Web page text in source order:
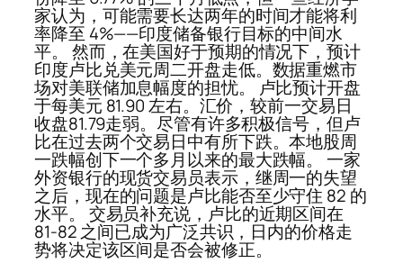
家认为，可能需要长达两年的时间才能将利
率降至 4%——印度储备银行目标的中间水
平。 然而，在美国好于预期的情况下，预计
印度卢比兑美元周二开盘走低。数据重燃市
场对美联储加息幅度的担忧。 卢比预计开盘
于每美元 81.90 左右。汇价，较前一交易日
收盘81.79走弱。尽管有许多积极信号，但卢
比在过去两个交易日中有所下跌。本地股周
一跌幅创下一个多月以来的最大跌幅。 一家
外资银行的现货交易员表示，继周一的失望
之后，现在的问题是卢比能否至少守住 82 的
水平。 交易员补充说，卢比的近期区间在
81-82 之间已成为广泛共识，日内的价格走
势将决定该区间是否会被修正。